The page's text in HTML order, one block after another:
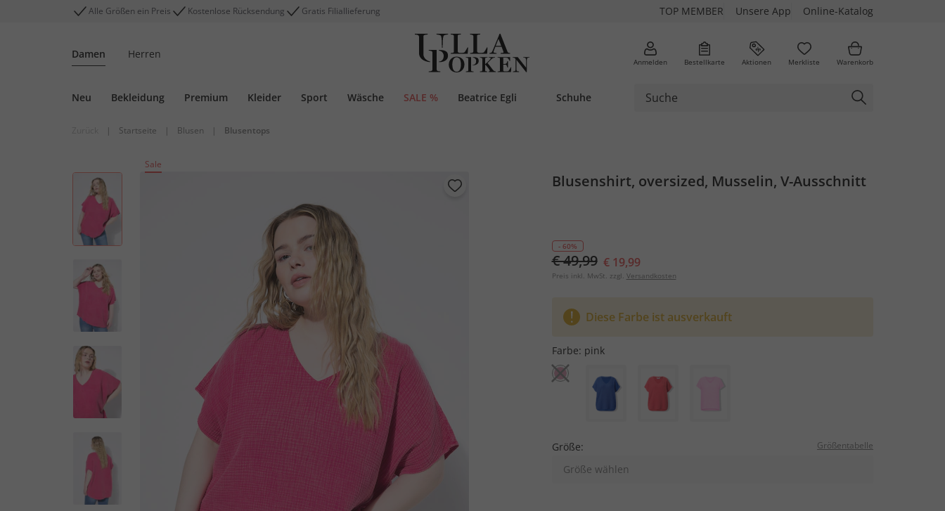
Alle Größen ein Preis Kostenlose Rücksendung Gratis Filiallieferung TOP MEMBER Unsere App Online-Katalog
Damen Herren
Anmelden Bestellkarte Aktionen Merkliste Warenkorb
Neu Bekleidung Premium Kleider Sport Wäsche SALE % Beatrice Egli Schuhe
| Startseite | Blusen | Blusentops
Sale
Blusenshirt, oversized, Musselin, V-Ausschnitt
- 60%
€ 49,99 € 19,99
Preis inkl. MwSt. zzgl. Versandkosten
Diese Farbe ist ausverkauft
Farbe: pink
Größe: Größentabelle
Größe wählen